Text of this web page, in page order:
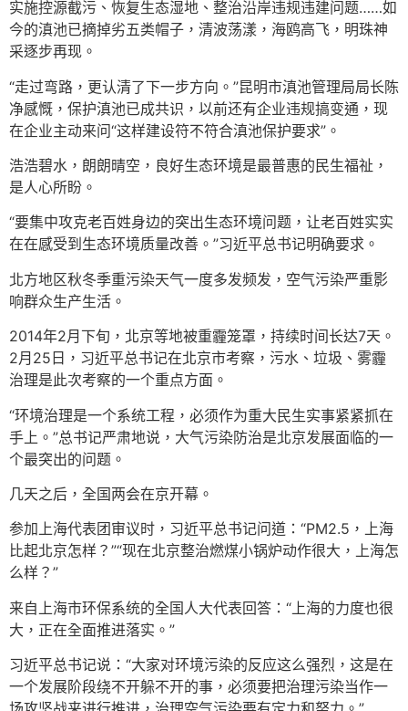
实施控源截污、恢复生态湿地、整治沿岸违规违建问题……如
今的滇池已摘掉劣五类帽子，清波荡漾，海鸥高飞，明珠神
采逐步再现。
“走过弯路，更认清了下一步方向。”昆明市滇池管理局局长陈
净感慨，保护滇池已成共识，以前还有企业违规搞变通，现
在企业主动来问“这样建设符不符合滇池保护要求”。
浩浩碧水，朗朗晴空，良好生态环境是最普惠的民生福祉，
是人心所盼。
“要集中攻克老百姓身边的突出生态环境问题，让老百姓实实
在在感受到生态环境质量改善。”习近平总书记明确要求。
北方地区秋冬季重污染天气一度多发频发，空气污染严重影
响群众生产生活。
2014年2月下旬，北京等地被重霾笼罩，持续时间长达7天。
2月25日，习近平总书记在北京市考察，污水、垃圾、雾霾
治理是此次考察的一个重点方面。
“环境治理是一个系统工程，必须作为重大民生实事紧紧抓在
手上。”总书记严肃地说，大气污染防治是北京发展面临的一
个最突出的问题。
几天之后，全国两会在京开幕。
参加上海代表团审议时，习近平总书记问道：“PM2.5，上海
比起北京怎样？”“现在北京整治燃煤小锅炉动作很大，上海怎
么样？”
来自上海市环保系统的全国人大代表回答：“上海的力度也很
大，正在全面推进落实。”
习近平总书记说：“大家对环境污染的反应这么强烈，这是在
一个发展阶段绕不开躲不开的事，必须要把治理污染当作一